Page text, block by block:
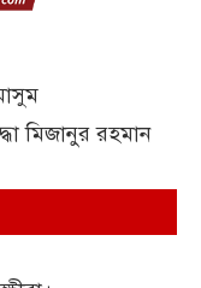
মিজানুর রহমান